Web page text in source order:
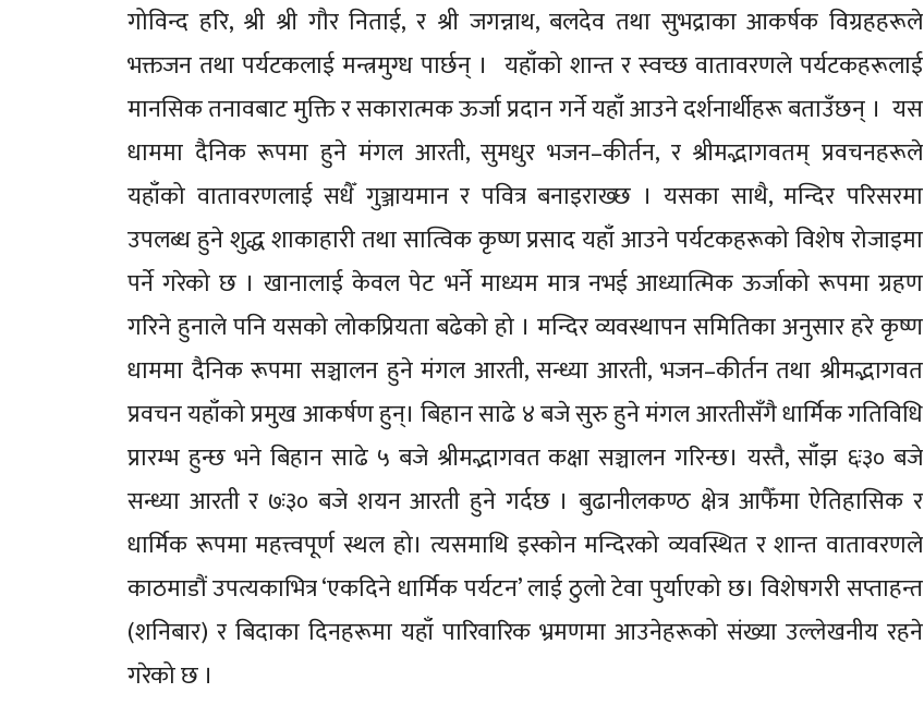
गोविन्द हरि, श्री श्री गौर निताई, र श्री जगन्नाथ, बलदेव तथा सुभद्राका आकर्षक विग्रहहरूले
भक्तजन तथा पर्यटकलाई मन्त्रमुग्ध पार्छन् । यहाँको शान्त र स्वच्छ वातावरणले पर्यटकहरूलाई
मानसिक तनावबाट मुक्ति र सकारात्मक ऊर्जा प्रदान गर्ने यहाँ आउने दर्शनार्थीहरू बताउँछन् । यस
धाममा दैनिक रूपमा हुने मंगल आरती, सुमधुर भजन–कीर्तन, र श्रीमद्भागवतम् प्रवचनहरूले
यहाँको वातावरणलाई सधैँ गुञ्जायमान र पवित्र बनाइराख्छ । यसका साथै, मन्दिर परिसरमा
उपलब्ध हुने शुद्ध शाकाहारी तथा सात्विक कृष्ण प्रसाद यहाँ आउने पर्यटकहरूको विशेष रोजाइमा
पर्ने गरेको छ । खानालाई केवल पेट भर्ने माध्यम मात्र नभई आध्यात्मिक ऊर्जाको रूपमा ग्रहण
गरिने हुनाले पनि यसको लोकप्रियता बढेको हो । मन्दिर व्यवस्थापन समितिका अनुसार हरे कृष्ण
धाममा दैनिक रूपमा सञ्चालन हुने मंगल आरती, सन्ध्या आरती, भजन–कीर्तन तथा श्रीमद्भागवत
प्रवचन यहाँको प्रमुख आकर्षण हुन्। बिहान साढे ४ बजे सुरु हुने मंगल आरतीसँगै धार्मिक गतिविधि
प्रारम्भ हुन्छ भने बिहान साढे ५ बजे श्रीमद्भागवत कक्षा सञ्चालन गरिन्छ। यस्तै, साँझ ६ः३० बजे
सन्ध्या आरती र ७ः३० बजे शयन आरती हुने गर्दछ । बुढानीलकण्ठ क्षेत्र आफैँमा ऐतिहासिक र
धार्मिक रूपमा महत्त्वपूर्ण स्थल हो। त्यसमाथि इस्कोन मन्दिरको व्यवस्थित र शान्त वातावरणले
काठमाडौं उपत्यकाभित्र ‘एकदिने धार्मिक पर्यटन’ लाई ठुलो टेवा पुर्याएको छ। विशेषगरी सप्ताहन्त
(शनिबार) र बिदाका दिनहरूमा यहाँ पारिवारिक भ्रमणमा आउनेहरूको संख्या उल्लेखनीय रहने
गरेको छ ।